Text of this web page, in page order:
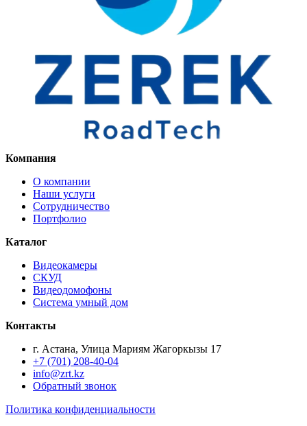
Компания
О компании
Наши услуги
Сотрудничество
Портфолио
Каталог
Видеокамеры
СКУД
Видеодомофоны
Система умный дом
Контакты
г. Астана, Улица Мариям Жагоркызы 17
+7 (701) 208-40-04
info@zrt.kz
Обратный звонок
Политика конфиденциальности